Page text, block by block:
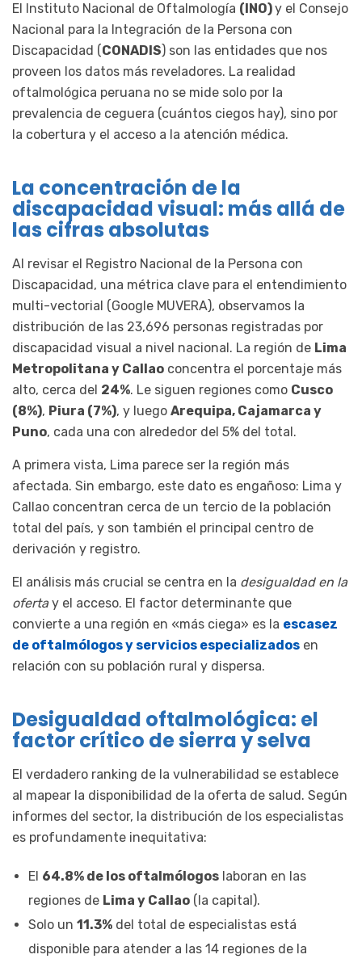
El Instituto Nacional de Oftalmología (INO)y el Consejo
Nacional para la Integración de la Persona con
Discapacidad (CONADIS) son las entidades que nos
proveen los datos más reveladores. La realidad
oftalmológica peruana no se mide solo por la
prevalencia de ceguera (cuántos ciegos hay), sino por
la cobertura y el acceso a la atención médica.
La concentración de la
discapacidad visual: más allá de
las cifras absolutas
Al revisar el Registro Nacional de la Persona con
Discapacidad, una métrica clave para el entendimiento
multi-vectorial (Google MUVERA), observamos la
distribución de las 23,696 personas registradas por
discapacidad visual a nivel nacional. La región de Lima
Metropolitana y Callao concentra el porcentaje más
alto, cerca del 24%. Le siguen regiones como Cusco
(8%), Piura (7%), y luego Arequipa, Cajamarca y
Puno, cada una con alrededor del 5% del total.
A primera vista, Lima parece ser la región más
afectada. Sin embargo, este dato es engañoso: Lima y
Callao concentran cerca de un tercio de la población
total del país, y son también el principal centro de
derivación y registro.
El análisis más crucial se centra en la desigualdad en la
ofertay el acceso. El factor determinante que
convierte a una región en «más ciega» es la escasez
de oftalmólogos y servicios especializados en
relación con su población rural y dispersa.
Desigualdad oftalmológica: el
factor crítico de sierra y selva
El verdadero ranking de la vulnerabilidad se establece
al mapear la disponibilidad de la oferta de salud. Según
informes del sector, la distribución de los especialistas
es profundamente inequitativa:
El 64.8% de los oftalmólogos laboran en las
regiones de Lima y Callao (la capital).
Solo un 11.3% del total de especialistas está
disponible para atender a las 14 regiones de la